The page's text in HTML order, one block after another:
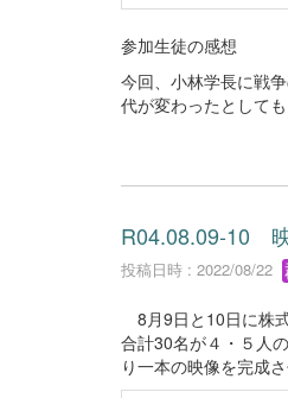
参加生徒の感想
今回、小林学長に戦
代が変わったとして
R04.08.09-10
投稿日時 : 2022/08/22
8月9日と10日に株
合計30名が４・５人
り一本の映像を完成